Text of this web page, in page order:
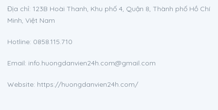
Địa chỉ: 123B Hoài Thanh, Khu phố 4, Quận 8, Thành phố Hồ Chí
Minh, Việt Nam
Hotline: 0858.115.710
Email: info.huongdanvien24h.com@gmail.com
Website: https://huongdanvien24h.com/